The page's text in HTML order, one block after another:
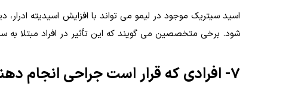
اسید سیتریک موجود در لیمو می تواند با افزایش اسیدیته ادرار،
شود. برخی متخصصین می گویند که این تأثیر در افراد مبتلا به
7- افرادی که قرار است جراحی انجام دهند